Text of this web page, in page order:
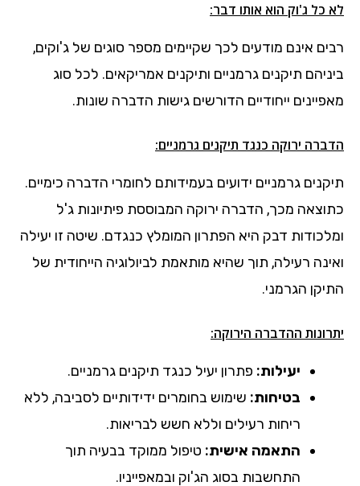
לא כל ג'וק הוא אותו דבר:
רבים אינם מודעים לכך שקיימים מספר סוגים של ג'וקים,
ביניהם תיקנים גרמניים ותיקנים אמריקאים. לכל סוג
מאפיינים ייחודיים הדורשים גישות הדברה שונות.
הדברה ירוקה כנגד תיקנים גרמניים:
תיקנים גרמניים ידועים בעמידותם לחומרי הדברה כימיים.
כתוצאה מכך, הדברה ירוקה המבוססת פיתיונות ג'ל
ומלכודות דבק היא הפתרון המומלץ כנגדם. שיטה זו יעילה
ואינה רעילה, תוך שהיא מותאמת לביולוגיה הייחודית של
התיקן הגרמני.
יתרונות ההדברה הירוקה:
יעילות: פתרון יעיל כנגד תיקנים גרמניים.
בטיחות: שימוש בחומרים ידידותיים לסביבה, ללא
ריחות רעילים וללא חשש לבריאות.
התאמה אישית: טיפול ממוקד בבעיה תוך
התחשבות בסוג הג'וק ובמאפייניו.